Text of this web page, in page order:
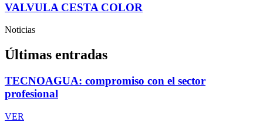
VALVULA CESTA COLOR
Noticias
Últimas entradas
TECNOAGUA: compromiso con el sector
profesional
VER